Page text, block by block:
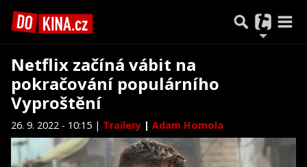
Netflix začíná vábit na
pokračování populárního
Vyproštění
26. 9. 2022 - 10:15 | Trailery | Adam Homola